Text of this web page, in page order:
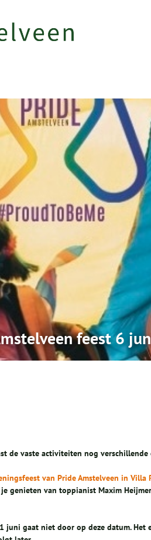
feest 6
de vaste activiteiten nog
van Pride Amstelveen in Villa
genieten van toppianist Maxim
juni gaat niet door op deze datum. Het